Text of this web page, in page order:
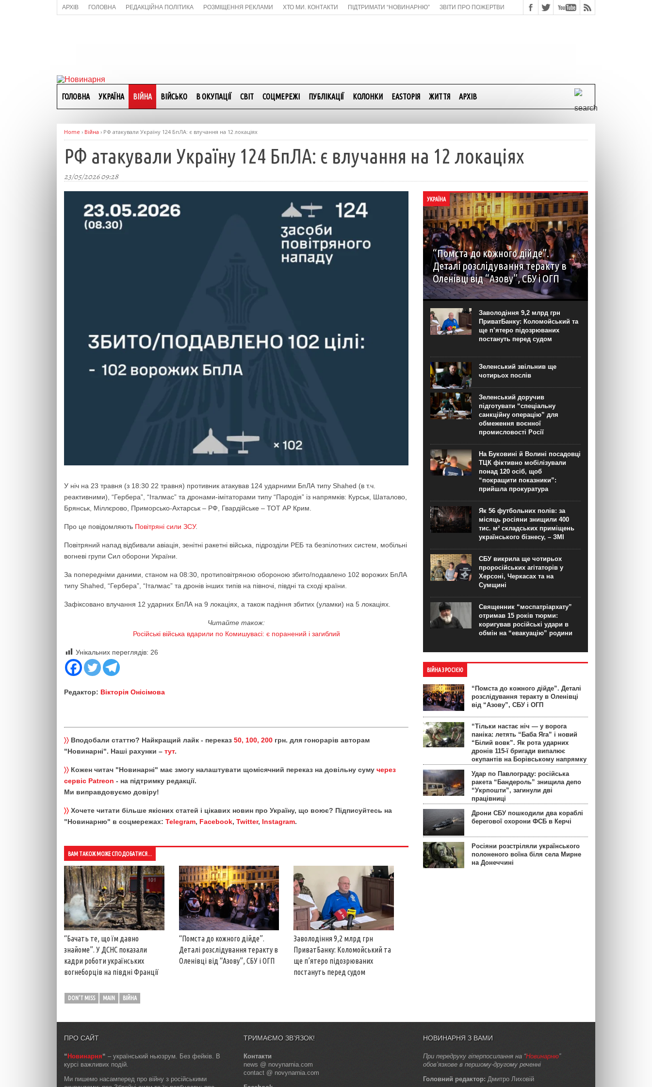
АРХІВ ГОЛОВНА РЕДАКЦІЙНА ПОЛІТИКА РОЗМІЩЕННЯ РЕКЛАМИ ХТО МИ. КОНТАКТИ ПІДТРИМАТИ “НОВИНАРНЮ” ЗВІТИ ПРО ПОЖЕРТВИ
ГОЛОВНА УКРАЇНА ВІЙНА ВІЙСЬКО В ОКУПАЦІЇ СВІТ СОЦМЕРЕЖІ ПУБЛІКАЦІЇ КОЛОНКИ EASTОРІЯ ЖИТТЯ АРХІВ
Home › Війна › РФ атакували Україну 124 БпЛА: є влучання на 12 локаціях
РФ атакували Україну 124 БпЛА: є влучання на 12 локаціях
23/05/2026 09:28
У ніч на 23 травня (з 18:30 22 травня) противник атакував 124 ударними БпЛА типу Shahed (в т.ч.
реактивними), “Гербера”, “Італмас” та дронами-імітаторами типу “Пародія” із напрямків: Курськ, Шаталово,
Брянськ, Міллєрово, Приморсько-Ахтарськ – РФ, Гвардійське – ТОТ АР Крим.
Про це повідомляють Повітряні сили ЗСУ.
Повітряний напад відбивали авіація, зенітні ракетні війська, підрозділи РЕБ та безпілотних систем, мобільні
вогневі групи Сил оборони України.
За попередніми даними, станом на 08:30, протиповітряною обороною збито/подавлено 102 ворожих БпЛА
типу Shahed, “Гербера”, “Італмас” та дронів інших типів на півночі, півдні та сході країни.
Зафіксовано влучання 12 ударних БпЛА на 9 локаціях, а також падіння збитих (уламки) на 5 локаціях.
Читайте також:
Російські війська вдарили по Комишувасі: є поранений і загиблий
Унікальних переглядів: 26
Редактор: Вікторія Онісімова
〉〉 Вподобали статтю? Найкращий лайк - переказ 50, 100, 200 грн. для гонорарів авторам
"Новинарні". Наші рахунки – тут.
〉〉 Кожен читач "Новинарні" має змогу налаштувати щомісячний переказ на довільну суму через
сервіс Patreon - на підтримку редакції.
Ми виправдовуємо довіру!
〉〉 Хочете читати більше якісних статей і цікавих новин про Україну, що воює? Підписуйтесь на
"Новинарню" в соцмережах: Telegram, Facebook, Twitter, Instagram.
ВАМ ТАКОЖ МОЖЕ СПОДОБАТИСЯ...
“Бачать те, що їм давно
знайоме”. У ДСНС показали
кадри роботи українських
вогнеборців на півдні Франції
“Помста до кожного дійде”.
Деталі розслідування теракту в
Оленівці від “Азову”, СБУ і ОГП
Заволодіння 9,2 млрд грн
ПриватБанку: Коломойський та
ще п’ятеро підозрюваних
постануть перед судом
DON'T MISS MAIN ВІЙНА
УКРАЇНА
“Помста до кожного дійде”.
Деталі розслідування теракту в
Оленівці від “Азову”, СБУ і ОГП
автор: Наталія Терамае 28 липня рідні вцілілих
“азовців” в Оленівці виступили із шокуючою
заявою. Мовляв, списки полонених у “бараці
200”, де стався вибух, укладав полонений
представник корпусу. Заява...
Заволодіння 9,2 млрд грн
ПриватБанку: Коломойський та
ще п’ятеро підозрюваних
постануть перед судом
Зеленський звільнив ще
чотирьох послів
Зеленський доручив
підготувати “спеціальну
санкційну операцію” для
обмеження воєнної
промисловості Росії
На Буковині й Волині посадовці
ТЦК фіктивно мобілізували
понад 120 осіб, щоб
“покращити показники”:
прийшла прокуратура
Як 56 футбольних полів: за
місяць росіяни знищили 400
тис. м² складських приміщень
українського бізнесу, – ЗМІ
СБУ викрила ще чотирьох
проросійських агітаторів у
Херсоні, Черкасах та на
Сумщині
Священник “моспатріархату”
отримав 15 років тюрми:
коригував російські удари в
обмін на “евакуацію” родини
ВІЙНА З РОСІЄЮ
“Помста до кожного дійде”. Деталі
розслідування теракту в Оленівці
від “Азову”, СБУ і ОГП
“Тільки настає ніч — у ворога
паніка: летять “Баба Яга” і новий
“Білий вовк”. Як рота ударних
дронів 115-ї бригади випалює
окупантів на Борівському напрямку
Удар по Павлограду: російська
ракета “Бандероль” знищила депо
“Укрпошти”, загинули дві
працівниці
Дрони СБУ пошкодили два кораблі
берегової охорони ФСБ в Керчі
Росіяни розстріляли українського
полоненого воїна біля села Мирне
на Донеччині
ПРО САЙТ
“ Новинарня“ – український ньюзрум. Без фейків. В
курсі важливих подій.
Ми пишемо насамперед про війну з російськими
ТРИМАЄМО ЗВ’ЯЗОК!
Контакти
news @ novynarnia.com
contact @ novynarnia.com
НОВИНАРНЯ З ВАМИ
При передруку гіперпосилання на “Новинарню”
обов’язкове в першому-другому реченні
Головний редактор: Дмитро Лиховій